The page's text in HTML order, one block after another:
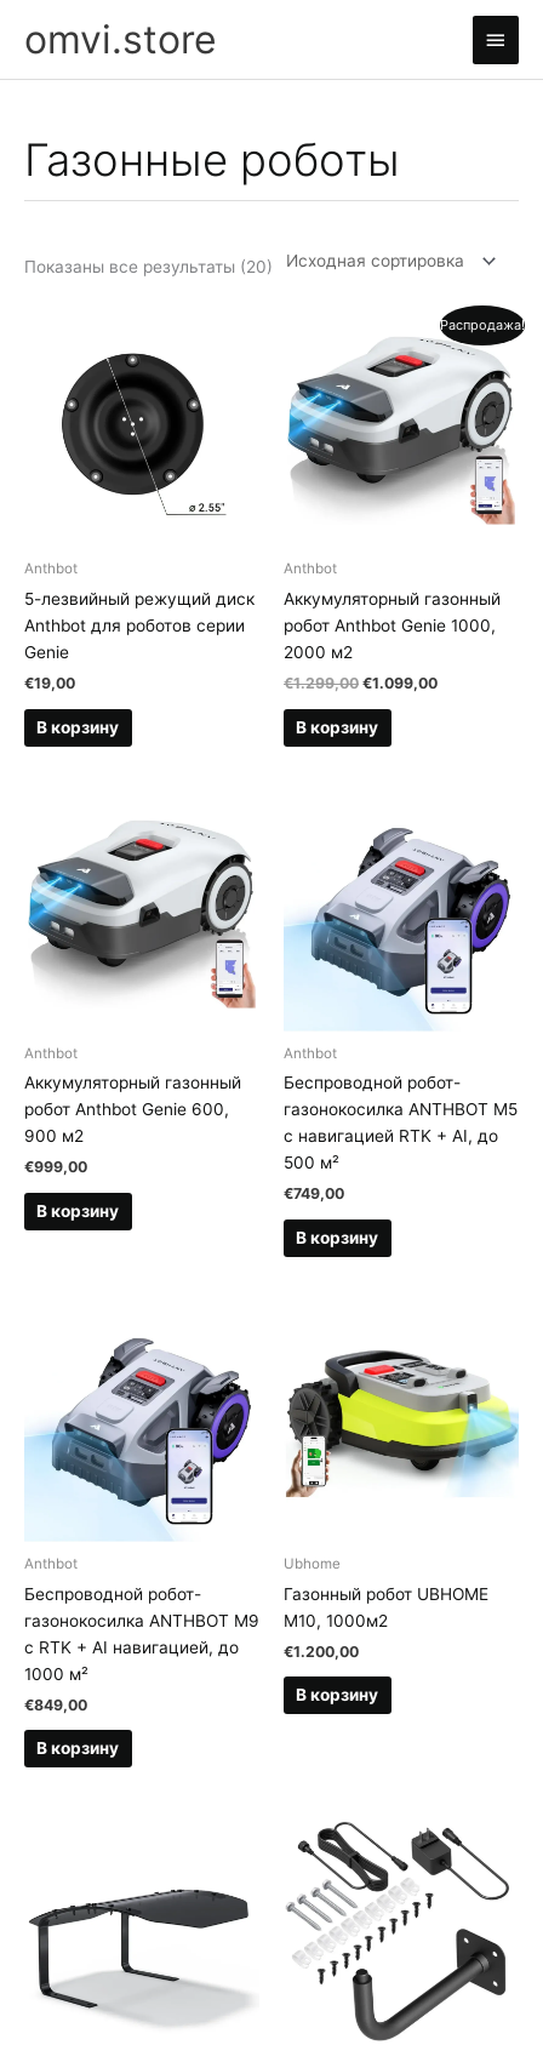
omvi.store
Газонные роботы
Показаны все результаты (20)
Anthbot
5-лезвийный режущий диск
Anthbot для роботов серии
Genie
€19,00
В корзину
Распродажа!
Anthbot
Аккумуляторный газонный
робот Anthbot Genie 1000,
2000 м2
€1.299,00 Первоначальная
составляла
€1.299,00.
€1.099,00Текущая
В корзину
Anthbot
Аккумуляторный газонный
робот Anthbot Genie 600,
900 м2
€999,00
В корзину
Anthbot
Беспроводной робот-
газонокосилка ANTHBOT M5
с навигацией RTK + AI, до
500 м²
€749,00
В корзину
Anthbot
Беспроводной робот-
газонокосилка ANTHBOT M9
с RTK + AI навигацией, до
1000 м²
€849,00
В корзину
Ubhome
Газонный робот UBHOME
M10, 1000м2
€1.200,00
В корзину